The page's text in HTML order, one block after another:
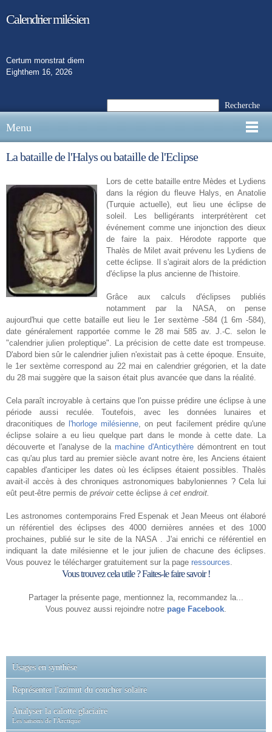
Calendrier milésien
Certum monstrat diem
Eighthem 16, 2026
Recherche
Menu
Usages en synthèse
Représenter l'azimut du coucher solaire
Analyser la calotte glaciaire
Les saisons de l'Arctique
La bataille de l'Halys ou bataille de l'Eclipse
Lors de cette bataille entre Mèdes et Lydiens
dans la région du fleuve Halys, en Anatolie
(Turquie actuelle), eut lieu une éclipse de
soleil. Les belligérants interprétèrent cet
événement comme une injonction des dieux
de faire la paix. Hérodote rapporte que
Thalès de Milet avait prévenu les Lydiens de
cette éclipse. Il s'agirait alors de la prédiction
d'éclipse la plus ancienne de l'histoire.
Grâce aux calculs d'éclipses publiés
notamment par la NASA, on pense
aujourd'hui que cette bataille eut lieu le 1er sextème -584 (1 6m -584),
date généralement rapportée comme le 28 mai 585 av. J.-C. selon le
"calendrier julien proleptique". La précision de cette date est trompeuse.
D'abord bien sûr le calendrier julien n'existait pas à cette époque. Ensuite,
le 1er sextème correspond au 22 mai en calendrier grégorien, et la date
du 28 mai suggère que la saison était plus avancée que dans la réalité.
Cela paraît incroyable à certains que l'on puisse prédire une éclipse à une
période aussi reculée. Toutefois, avec les données lunaires et
draconitiques de l'horloge milésienne, on peut facilement prédire qu'une
éclipse solaire a eu lieu quelque part dans le monde à cette date.
La
découverte et l'analyse de la machine d'Anticythère démontrent en tout
cas qu'au plus tard au premier siècle avant notre ère, les Anciens étaient
capables d'anticiper les dates où les éclipses étaient possibles. Thalès
avait-il accès à des chroniques astronomiques babyloniennes ? Cela lui
eût peut-être permis de prévoir cette éclipse à cet endroit.
Les astronomes contemporains Fred Espenak et Jean Meeus ont élaboré
un référentiel des éclipses des 4000 dernières années et des 1000
prochaines, publié sur le site de la NASA . J'ai enrichi ce référentiel en
indiquant la date milésienne et le jour julien de chacune des éclipses.
Vous pouvez le télécharger gratuitement sur la page ressources.
Vous trouvez cela utile ? Faites-le faire savoir !
Partager la présente page, mentionnez la, recommandez la...
Vous pouvez aussi rejoindre notre page Facebook.